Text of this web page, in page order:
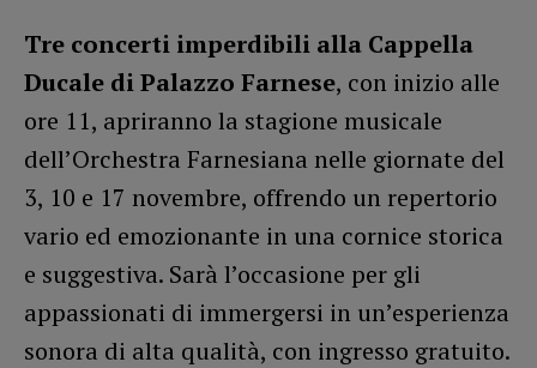
Tre concerti imperdibili alla Cappella
Ducale di Palazzo Farnese, con inizio alle
ore 11, apriranno la stagione musicale
dell’Orchestra Farnesiana nelle giornate del
3, 10 e 17 novembre, offrendo un repertorio
vario ed emozionante in una cornice storica
e suggestiva. Sarà l’occasione per gli
appassionati di immergersi in un’esperienza
sonora di alta qualità, con ingresso gratuito.